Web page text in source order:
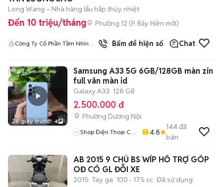
Long Wang – Nhà hàng lẩu hấp thủy nhiệt
Đến 10 triệu/tháng Phường 12 (P. Bảy Hiền mới)
Công Ty Cổ Phần Tầm Nhìn
Bấm để hiện số Chat
26 giây trước 4
Samsung A33 5G 6GB/128GB màn zin
full vân màn id
Galaxy A33 128 GB
2.500.000 đ
Phường Dương Nội
Shop Điện Thoại Cũ
4.8
144đã
bán
AB 2015 9 CHỦ BS WÍP HỖ TRỢ GÓP
OĐ CÓ GL ĐỖI XE
2015 Tay ga 100 - 175 cc Đã sử dụng